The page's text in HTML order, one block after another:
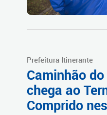
Prefeitura Itinerante
Caminhão
chega ao
Comprido